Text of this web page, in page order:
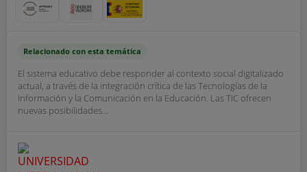
Relacionado con esta temática
El sistema educativo debe responder al contexto social digitalizado
actual, a través de la integración crítica de las Tecnologías de la
Información y la Comunicación en la Educación. Las TIC ofrecen
nuevas posibilidades...